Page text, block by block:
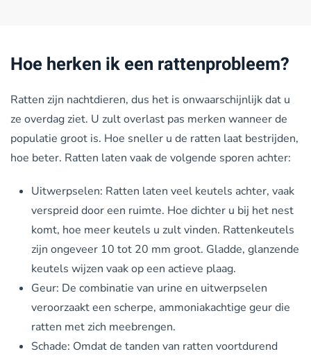
Hoe herken ik een rattenprobleem?
Ratten zijn nachtdieren, dus het is onwaarschijnlijk dat u
ze overdag ziet. U zult overlast pas merken wanneer de
populatie groot is. Hoe sneller u de ratten laat bestrijden,
hoe beter. Ratten laten vaak de volgende sporen achter:
Uitwerpselen: Ratten laten veel keutels achter, vaak
verspreid door een ruimte. Hoe dichter u bij het nest
komt, hoe meer keutels u zult vinden. Rattenkeutels
zijn ongeveer 10 tot 20 mm groot. Gladde, glanzende
keutels wijzen vaak op een actieve plaag.
Geur: De combinatie van urine en uitwerpselen
veroorzaakt een scherpe, ammoniakachtige geur die
ratten met zich meebrengen.
Schade: Omdat de tanden van ratten voortdurend